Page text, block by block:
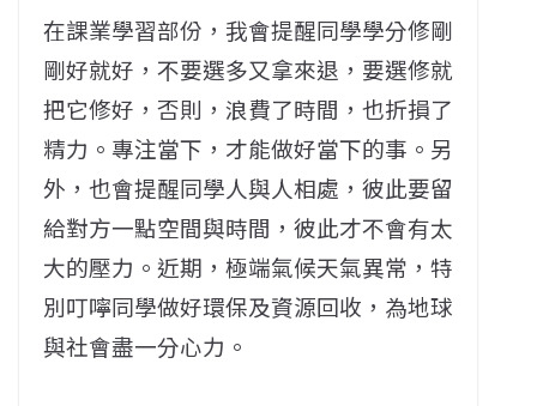
在課業學習部份，我會提醒同學學分修剛
剛好就好，不要選多又拿來退，要選修就
把它修好，否則，浪費了時間，也折損了
精力。專注當下，才能做好當下的事。另
外，也會提醒同學人與人相處，彼此要留
給對方一點空間與時間，彼此才不會有太
大的壓力。近期，極端氣候天氣異常，特
別叮嚀同學做好環保及資源回收，為地球
與社會盡一分心力。